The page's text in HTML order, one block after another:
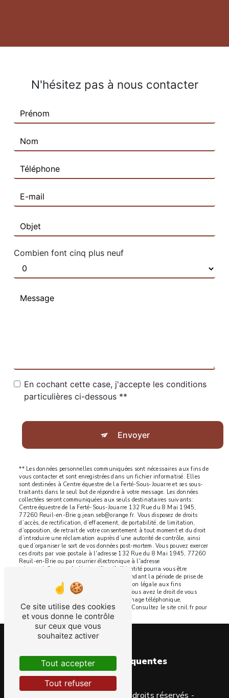
N'hésitez pas à nous contacter
Combien font cinq plus neuf
En cochant cette case, j'accepte les conditions
particulières ci-dessous **
Envoyer
** Les données personnelles communiquées sont nécessaires aux fins de
vous contacter et sont enregistrées dans un fichier informatisé. Elles
sont destinées à Centre équestre de la Ferté-Sous-Jouarre et ses sous-
traitants dans le seul but de répondre à votre message. Les données
collectées seront communiquées aux seuls destinataires suivants:
Centre équestre de la Ferté-Sous-Jouarre 132 Rue du 8 Mai 1945,
77260 Reuil-en-Brie g.jean.seb@orange.fr. Vous disposez de droits
d’accès, de rectification, d’effacement, de portabilité, de limitation,
d’opposition, de retrait de votre consentement à tout moment et du droit
d’introduire une réclamation auprès d’une autorité de contrôle, ainsi
que d’organiser le sort de vos données post-mortem. Vous pouvez exercer
ces droits par voie postale à l'adresse 132 Rue du 8 Mai 1945, 77260
Reuil-en-Brie ou par courrier électronique à l'adresse
g.jean.seb@orange.fr. Un justificatif d'identité pourra vous être
demandé. Nous conservons vos données pendant la période de prise de
contact puis pendant la durée de prescription légale aux fins
probatoires et de gestion des contentieux. Vous avez le droit de vous
inscrire sur la liste d'opposition au démarchage téléphonique,
disponible à cette adresse:Bloctel.gouv.fr
. Consultez le site cnil.fr pour
plus d’informations sur vos droits.
Recherches fréquentes
- 2026 - Tous droits réservés -
Ce site utilise des cookies
et vous donne le contrôle
sur ceux que vous
souhaitez activer
Tout accepter
Tout refuser